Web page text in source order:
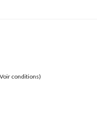
conditions)